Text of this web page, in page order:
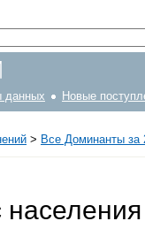
данных Новые
> Все Доминанты за